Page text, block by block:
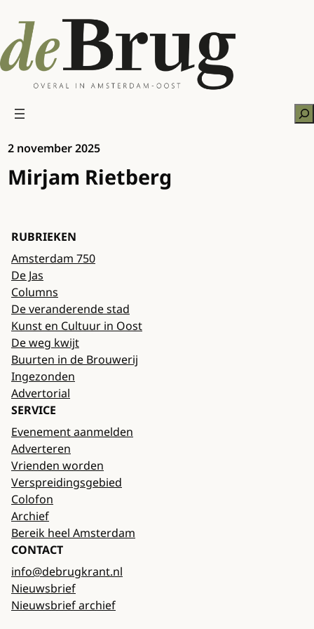
naar
de
inhoud
2 november 2025
Mirjam Rietberg
RUBRIEKEN
Amsterdam 750
De Jas
Columns
De veranderende stad
Kunst en Cultuur in Oost
De weg kwijt
Buurten in de Brouwerij
Ingezonden
Advertorial
SERVICE
Evenement aanmelden
Adverteren
Vrienden worden
Verspreidingsgebied
Colofon
Archief
Bereik heel Amsterdam
CONTACT
info@debrugkrant.nl
Nieuwsbrief
Nieuwsbrief archief